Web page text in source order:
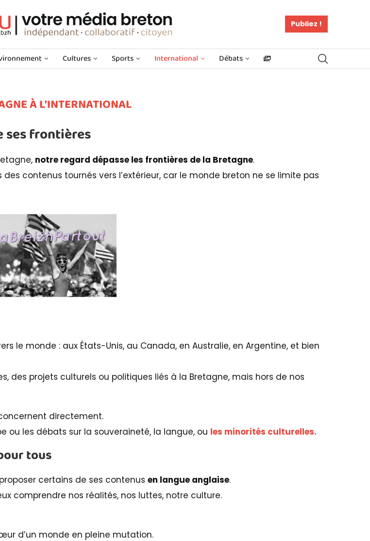
Publiez !
Cultures Sports International Débats
À L’INTERNATIONAL
ses frontières
notre regard dépasse les frontières de la Bretagne.
des contenus tournés vers l’extérieur, car le monde breton ne se limite pas
le monde : aux États-Unis, au Canada, en Australie, en Argentine, et bien
des projets culturels ou politiques liés à la Bretagne, mais hors de nos
directement.
ou les débats sur la souveraineté, la langue, ou les minorités culturelles.
tous
certains de ses contenus en langue anglaise.
comprendre nos réalités, nos luttes, notre culture.
d’un monde en pleine mutation.